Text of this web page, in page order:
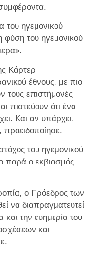
του ηγεμονικού
φύση του ηγεμονικού
Κάρτερ
έθνους, με πιο
τους επιστήμονές
πιστεύουν ότι ένα
Και αν υπάρχει,
προειδοποίησε.
του ηγεμονικού
παρά ο εκβιασμός
ο Πρόεδρος των
να διαπραγματευτεί
και την ευημερία του
και